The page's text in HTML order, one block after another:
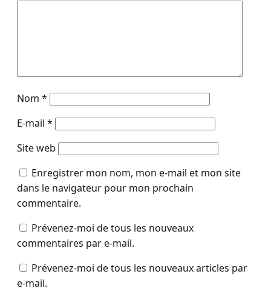
Nom *
E-mail *
Site web
Enregistrer mon nom, mon e-mail et mon site
dans le navigateur pour mon prochain
commentaire.
Prévenez-moi de tous les nouveaux
commentaires par e-mail.
Prévenez-moi de tous les nouveaux articles par
e-mail.